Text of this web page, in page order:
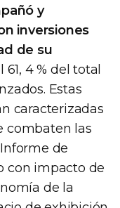
y
inversiones
de su
4 % del total
Estas
caracterizadas
combaten las
de
con impacto de
de la